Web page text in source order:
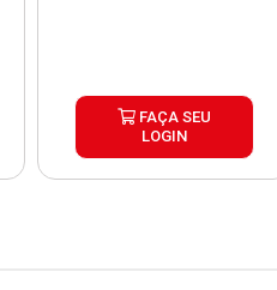
FAÇA SEU
LOGIN